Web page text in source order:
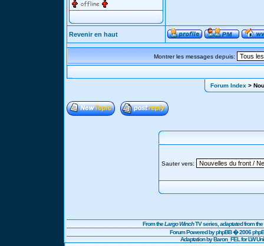
Revenir en haut
Montrer les messages depuis:
Forum Index >
Sauter vers:
From theLargo WinchTV series, adaptated from
Forum Powered byphpBB� 2006
Adaptation by Baron_FEL for LW